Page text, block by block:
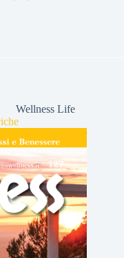
Wellness Life